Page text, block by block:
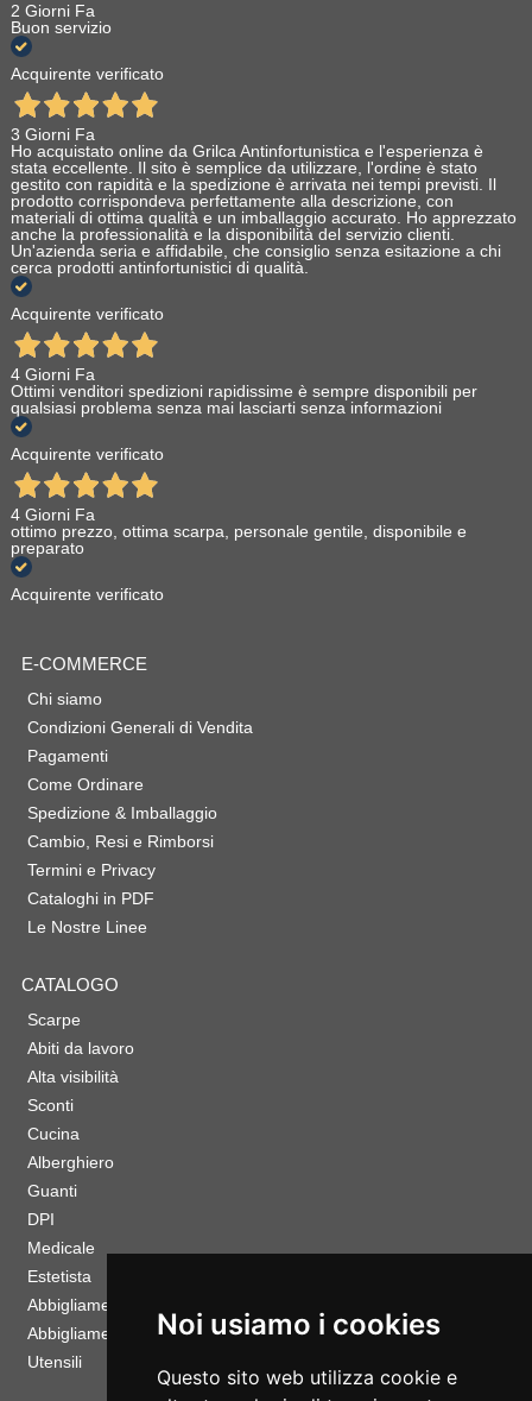
Noi usiamo i cookies
Questo sito web utilizza cookie e
2 Giorni Fa
Buon servizio
Acquirente verificato
3 Giorni Fa
Ho acquistato online da Grilca Antinfortunistica e l'esperienza è
stata eccellente. Il sito è semplice da utilizzare, l'ordine è stato
gestito con rapidità e la spedizione è arrivata nei tempi previsti. Il
prodotto corrispondeva perfettamente alla descrizione, con
materiali di ottima qualità e un imballaggio accurato. Ho apprezzato
anche la professionalità e la disponibilità del servizio clienti.
Un'azienda seria e affidabile, che consiglio senza esitazione a chi
cerca prodotti antinfortunistici di qualità.
Acquirente verificato
4 Giorni Fa
Ottimi venditori spedizioni rapidissime è sempre disponibili per
qualsiasi problema senza mai lasciarti senza informazioni
Acquirente verificato
4 Giorni Fa
ottimo prezzo, ottima scarpa, personale gentile, disponibile e
preparato
Acquirente verificato
E-COMMERCE
Chi siamo
Condizioni Generali di Vendita
Pagamenti
Come Ordinare
Spedizione & Imballaggio
Cambio, Resi e Rimborsi
Termini e Privacy
Cataloghi in PDF
Le Nostre Linee
CATALOGO
Scarpe
Abiti da lavoro
Alta visibilità
Sconti
Cucina
Alberghiero
Guanti
DPI
Medicale
Estetista
Abbigliamento Sportivo
Abbigliamento Bambino
Utensili